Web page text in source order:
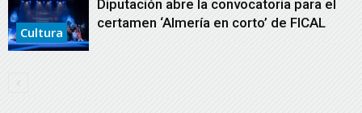
Cultura
Diputación abre la convocatoria para el
certamen ‘Almería en corto’ de FICAL